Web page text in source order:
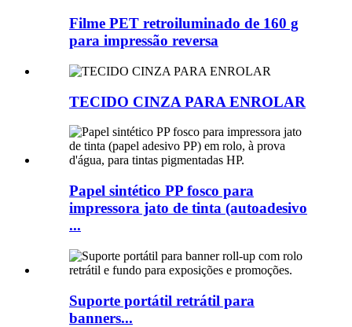
Filme PET retroiluminado de 160 g
para impressão reversa
TECIDO CINZA PARA ENROLAR
Papel sintético PP fosco para
impressora jato de tinta (autoadesivo
...
Suporte portátil retrátil para
banners...